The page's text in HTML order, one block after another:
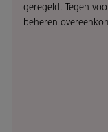
geregeld. Tegen
beheren